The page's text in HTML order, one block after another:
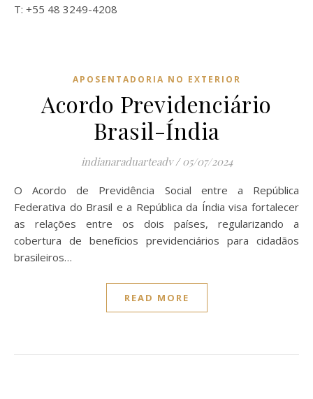
T: +55 48 3249-4208
APOSENTADORIA NO EXTERIOR
Acordo Previdenciário
Brasil-Índia
indianaraduarteadv / 05/07/2024
O Acordo de Previdência Social entre a República
Federativa do Brasil e a República da Índia visa fortalecer
as relações entre os dois países, regularizando a
cobertura de benefícios previdenciários para cidadãos
brasileiros…
READ MORE